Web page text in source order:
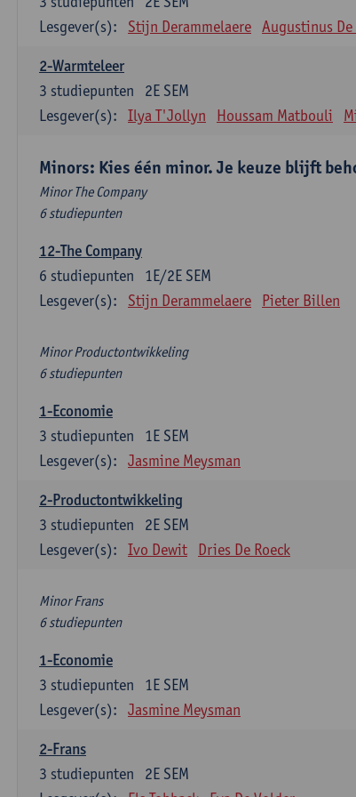
Lesgever(s):
Stijn Derammelaere Augustinus
2-Warmteleer
2E SEM
3 studiepunten
Lesgever(s):
Ilya T'Jollyn Houssam Matbouli
Minors: Kies één minor. Je keuze blijft
Minor The Company
6 studiepunten
12-The Company
1E/2E SEM
6 studiepunten
Lesgever(s):
Stijn Derammelaere Pieter Billen
Minor Productontwikkeling
6 studiepunten
1-Economie
1E SEM
3 studiepunten
Lesgever(s):
Jasmine Meysman
2-Productontwikkeling
2E SEM
3 studiepunten
Lesgever(s):
Ivo Dewit Dries De Roeck
Minor Frans
6 studiepunten
1-Economie
1E SEM
3 studiepunten
Lesgever(s):
Jasmine Meysman
2-Frans
2E SEM
3 studiepunten